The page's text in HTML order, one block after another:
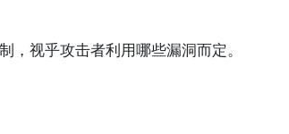
视乎攻击者利用哪些漏洞而定。